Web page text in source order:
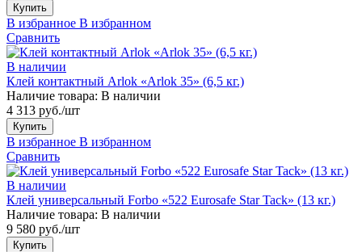
Купить
В избранное В избранном
Сравнить
В наличии
Клей контактный Arlok «Arlok 35» (6,5 кг.)
Наличие товара: В наличии
4 313 руб./шт
Купить
В избранное В избранном
Сравнить
В наличии
Клей универсальный Forbo «522 Eurosafe Star Tack» (13 кг.)
Наличие товара: В наличии
9 580 руб./шт
Купить